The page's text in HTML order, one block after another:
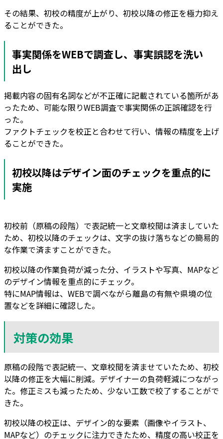
その結果、初校の精度が上がり、初校以降の修正を極力抑え
ることができた。
事実関係をWEBで調査し、事実誤認を洗い
出し
掲載内容の固有名詞などが不正確に記載されている箇所があ
ったため、可能な限りWEB調査で事実関係の正誤確認を行
った。
ファクトチェックを校正と合わせて行い、情報の精度を上げ
ることができた。
初校以降はデザイン面のチェックを重点的に
実施
初校前（原稿の段階）で表記統一と文章校閲は済ましていた
ため、初校以降のチェックは、文字の抜け落ちなどの簡易的
な作業で済ますことができた。
初校以降の作業負荷が減った分、イラストや写真、MAPなど
のデザイン情報を重点的にチェック。
特にMAP情報は、WEBで調べながら離島の有無や県境の位
置などを詳細に確認した。
対策の効果
原稿の段階で表記統一、文章校閲を済ませていたため、初校
以降の修正を大幅に削減。デザイナーの負荷軽減につながっ
た。修正ミスも減ったため、少ない工数で校了することがで
きた。
初校以降の校正は、デザイン的な要素（画像やイラスト、
MAPなど）のチェックに注力できたため、精度の高い校正を